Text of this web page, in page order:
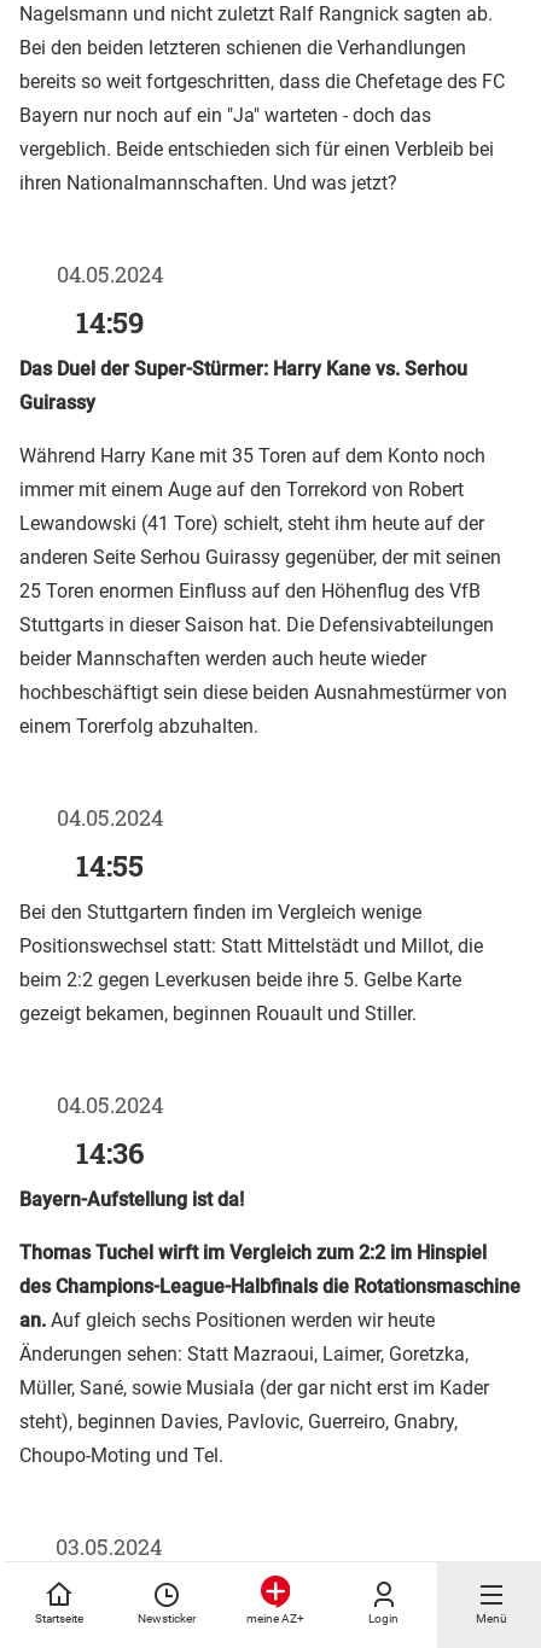
Startseite Newsticker meine AZ+ Login Menü
Nagelsmann und nicht zuletzt Ralf Rangnick sagten ab.
Bei den beiden letzteren schienen die Verhandlungen
bereits so weit fortgeschritten, dass die Chefetage des FC
Bayern nur noch auf ein "Ja" warteten - doch das
vergeblich. Beide entschieden sich für einen Verbleib bei
ihren Nationalmannschaften. Und was jetzt?
04.05.2024
14:59
Das Duel der Super-Stürmer: Harry Kane vs. Serhou
Guirassy
Während Harry Kane mit 35 Toren auf dem Konto noch
immer mit einem Auge auf den Torrekord von Robert
Lewandowski (41 Tore) schielt, steht ihm heute auf der
anderen Seite Serhou Guirassy gegenüber, der mit seinen
25 Toren enormen Einfluss auf den Höhenflug des VfB
Stuttgarts in dieser Saison hat. Die Defensivabteilungen
beider Mannschaften werden auch heute wieder
hochbeschäftigt sein diese beiden Ausnahmestürmer von
einem Torerfolg abzuhalten.
04.05.2024
14:55
Bei den Stuttgartern finden im Vergleich wenige
Positionswechsel statt: Statt Mittelstädt und Millot, die
beim 2:2 gegen Leverkusen beide ihre 5. Gelbe Karte
gezeigt bekamen, beginnen Rouault und Stiller.
04.05.2024
14:36
Bayern-Aufstellung ist da!
Thomas Tuchel wirft im Vergleich zum 2:2 im Hinspiel
des Champions-League-Halbfinals die Rotationsmaschine
an. Auf gleich sechs Positionen werden wir heute
Änderungen sehen: Statt Mazraoui, Laimer, Goretzka,
Müller, Sané, sowie Musiala (der gar nicht erst im Kader
steht), beginnen Davies, Pavlovic, Guerreiro, Gnabry,
Choupo-Moting und Tel.
03.05.2024